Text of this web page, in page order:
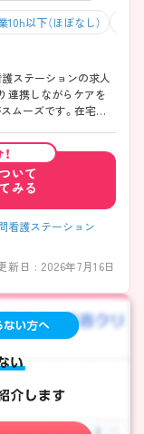
10h以下（ほぼなし）
ステーションの求人
連携しながらケアを
ムーズです。在宅未
いて
みる
看護ステーション
新日 : 2026年7月16日